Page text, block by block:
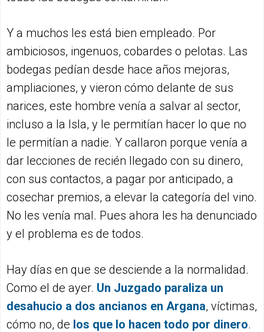
Y a muchos les está bien empleado. Por
ambiciosos, ingenuos, cobardes o pelotas. Las
bodegas pedían desde hace años mejoras,
ampliaciones, y vieron cómo delante de sus
narices, este hombre venía a salvar al sector,
incluso a la Isla, y le permitían hacer lo que no
le permitían a nadie. Y callaron porque venía a
dar lecciones de recién llegado con su dinero,
con sus contactos, a pagar por anticipado, a
cosechar premios, a elevar la categoría del vino.
No les venía mal. Pues ahora les ha denunciado
y el problema es de todos.
Hay días en que se desciende a la normalidad.
Como el de ayer. Un Juzgado paraliza un
desahucio a dos ancianos en Argana, víctimas,
cómo no, de los que lo hacen todo por dinero.